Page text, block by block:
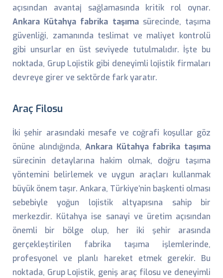
açısından avantaj sağlamasında kritik rol oynar.
Ankara Kütahya fabrika taşımasürecinde, taşıma
güvenliği, zamanında teslimat ve maliyet kontrolü
gibi unsurlar en üst seviyede tutulmalıdır. İşte bu
noktada, Grup Lojistik gibi deneyimli lojistik firmaları
devreye girer ve sektörde fark yaratır.
Araç Filosu
İki şehir arasındaki mesafe ve coğrafi koşullar göz
önüne alındığında,Ankara Kütahya fabrika taşıma
sürecinin detaylarına hakim olmak, doğru taşıma
yöntemini belirlemek ve uygun araçları kullanmak
büyük önem taşır. Ankara, Türkiye’nin başkenti olması
sebebiyle yoğun lojistik altyapısına sahip bir
merkezdir. Kütahya ise sanayi ve üretim açısından
önemli bir bölge olup, her iki şehir arasında
gerçekleştirilen fabrika taşıma işlemlerinde,
profesyonel ve planlı hareket etmek gerekir. Bu
noktada, Grup Lojistik, geniş araç filosu ve deneyimli